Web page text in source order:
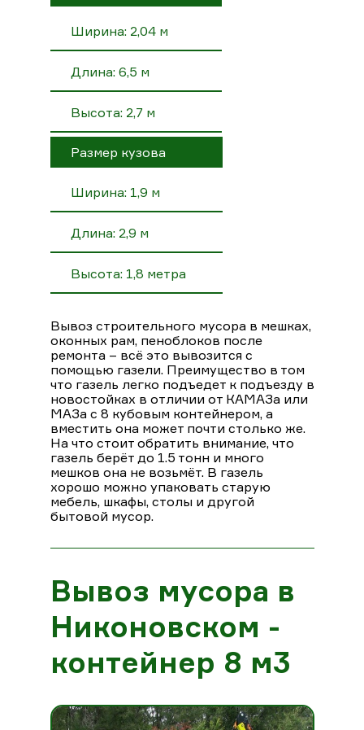
Ширина: 2,04 м
Длина: 6,5 м
Высота: 2,7 м
Размер кузова
Ширина: 1,9 м
Длина: 2,9 м
Высота: 1,8 метра
Вывоз строительного мусора в мешках,
оконных рам, пеноблоков после
ремонта – всё это вывозится с
помощью газели. Преимущество в том
что газель легко подъедет к подъезду в
новостойках в отличии от КАМАЗа или
МАЗа с 8 кубовым контейнером, а
вместить она может почти столько же.
На что стоит обратить внимание, что
газель берёт до 1.5 тонн и много
мешков она не возьмёт. В газель
хорошо можно упаковать старую
мебель, шкафы, столы и другой
бытовой мусор.
Вывоз мусора в
Никоновском -
контейнер 8 м3